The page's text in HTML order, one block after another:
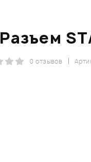
Разъем
0 отзывов